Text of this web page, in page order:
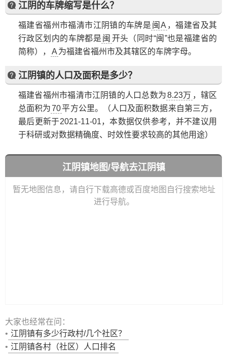
江阴的车牌缩写是什么？
福建省福州市福清市江阴镇的车牌是 闽A ，福建省及其
行政区划内的车牌都是 闽 开头（同时“闽”也是福建省的
简称），
A 为福建省福州市及其辖区的车牌字母。
江阴镇的人口及面积是多少？
福建省福州市福清市江阴镇的人口总数为8.23万 ，辖区
总面积为70平方公里。（人口及面积数据来自第三方，
最后更新于2021-11-01，本数据仅供参考，并不建议用
于科研或对数据精确度、时效性要求较高的其他用途）
江阴镇地图/导航去江阴镇
暂无地图信息，请自行下载高德或百度地图自行搜索地址
进行导航。
大家也经常在问：
• 江阴镇有多少行政村/几个社区？
• 江阴镇各村（社区）人口排名